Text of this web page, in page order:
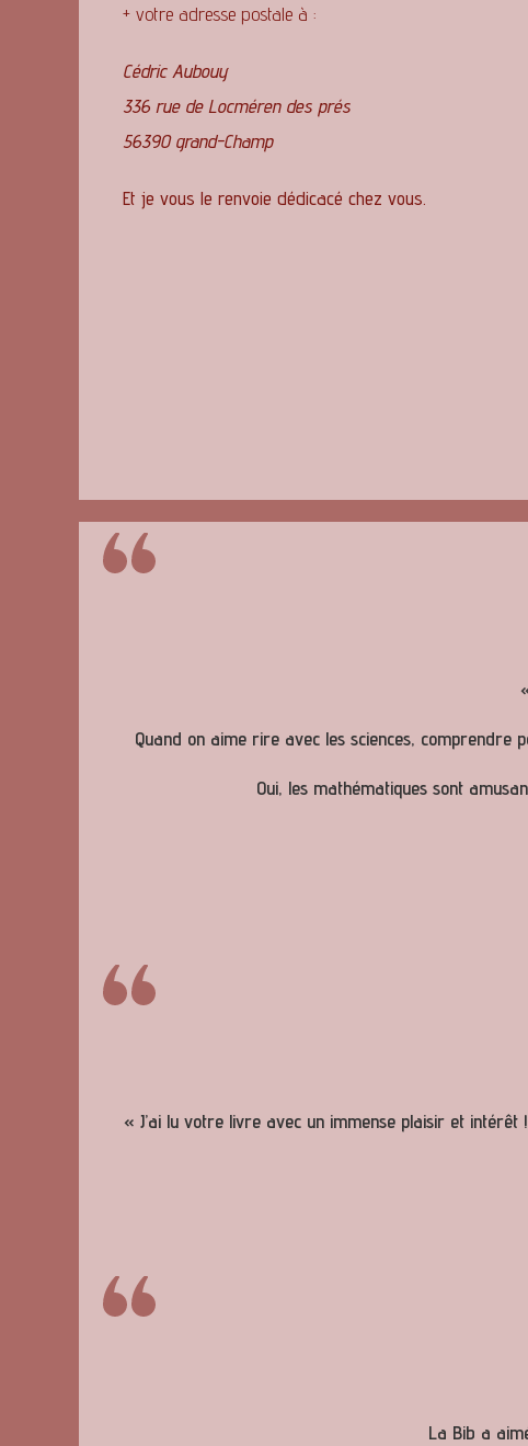
+ votre adresse postale à :
Cédric Aubouy
336 rue de Locméren des prés
56390 grand-Champ
Et je vous le renvoie dédicacé chez vous.
Quand on aime rire avec les sciences,
Oui, les mathématiques sont
« J’ai lu votre livre avec un immense plaisir et
La Bib a